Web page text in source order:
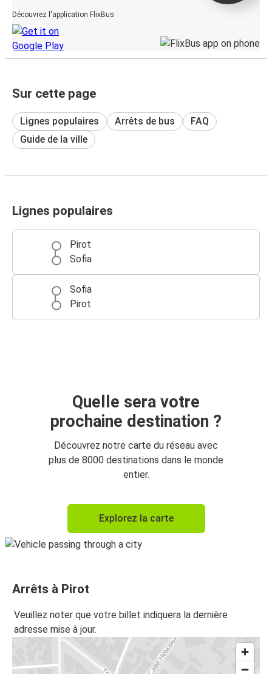
Découvrez l'application FlixBus
Sur cette page
Lignes populaires Arrêts de bus
FAQ
Guide de la ville
Lignes populaires
Pirot
Sofia
Sofia
Pirot
Quelle sera votre
prochaine destination ?
Découvrez notre carte du réseau avec
plus de 8000 destinations dans le monde
entier.
Explorez la carte
Arrêts à Pirot
Veuillez noter que votre billet indiquera la dernière
adresse mise à jour.